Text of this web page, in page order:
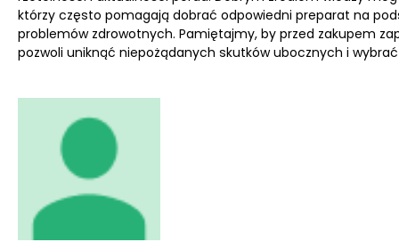
którzy często pomagają dobrać odpowiedni preparat na
problemów zdrowotnych. Pamiętajmy, by przed zakupem
pozwoli uniknąć niepożądanych skutków ubocznych i